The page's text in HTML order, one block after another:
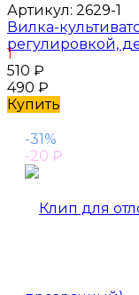
Артикул: 2629-1
Вилка-
регулировкой,
1
510 ₽
490 ₽
Купить
-31%
-20 ₽